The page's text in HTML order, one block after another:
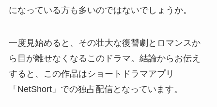
になっている方も多いのではないでしょうか。
一度見始めると、その壮大な復讐劇とロマンスか
ら目が離せなくなるこのドラマ。結論からお伝え
すると、この作品はショートドラマアプリ
「NetShort」での独占配信となっています。